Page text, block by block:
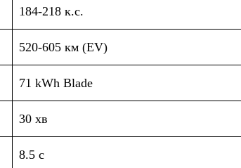
184-218 к.с.
520-605 км (EV)
71 kWh Blade
30 хв
8.5 с